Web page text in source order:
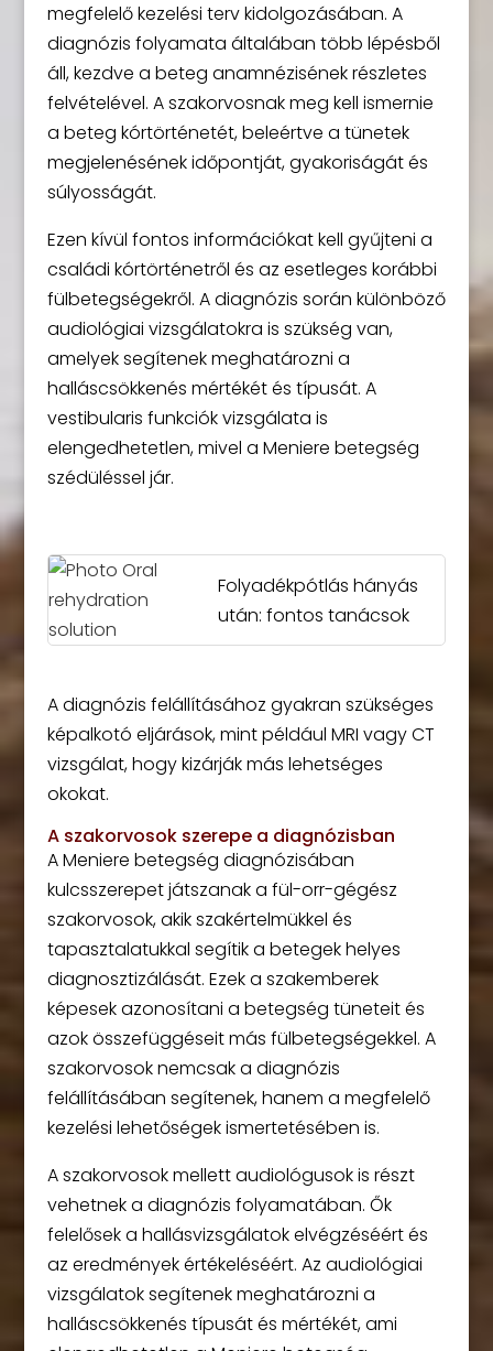
megfelelő kezelési terv kidolgozásában. A
diagnózis folyamata általában több lépésből
áll, kezdve a beteg anamnézisének részletes
felvételével. A szakorvosnak meg kell ismernie
a beteg kórtörténetét, beleértve a tünetek
megjelenésének időpontját, gyakoriságát és
súlyosságát.
Ezen kívül fontos információkat kell gyűjteni a
családi kórtörténetről és az esetleges korábbi
fülbetegségekről. A diagnózis során különböző
audiológiai vizsgálatokra is szükség van,
amelyek segítenek meghatározni a
halláscsökkenés mértékét és típusát. A
vestibularis funkciók vizsgálata is
elengedhetetlen, mivel a Meniere betegség
szédüléssel jár.
Folyadékpótlás hányás
után: fontos tanácsok
A diagnózis felállításához gyakran szükséges
képalkotó eljárások, mint például MRI vagy CT
vizsgálat, hogy kizárják más lehetséges
okokat.
A szakorvosok szerepe a diagnózisban
A Meniere betegség diagnózisában
kulcsszerepet játszanak a fül-orr-gégész
szakorvosok, akik szakértelmükkel és
tapasztalatukkal segítik a betegek helyes
diagnosztizálását. Ezek a szakemberek
képesek azonosítani a betegség tüneteit és
azok összefüggéseit más fülbetegségekkel. A
szakorvosok nemcsak a diagnózis
felállításában segítenek, hanem a megfelelő
kezelési lehetőségek ismertetésében is.
A szakorvosok mellett audiológusok is részt
vehetnek a diagnózis folyamatában. Ők
felelősek a hallásvizsgálatok elvégzéséért és
az eredmények értékeléséért. Az audiológiai
vizsgálatok segítenek meghatározni a
halláscsökkenés típusát és mértékét, ami